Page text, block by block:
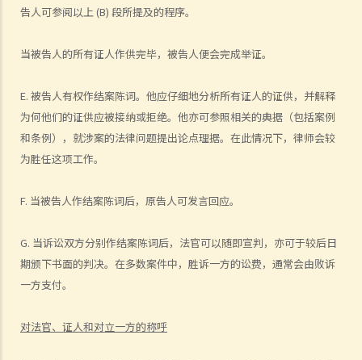
告人可参阅以上 (B) 段所提及的程序。
当被告人的所有证人作供完毕，被告人便会完成举证。
E. 被告人有权作结案陈词。他应仔细地分析所有证人的证供，并解释
为何他们的证供应被接纳或拒绝。他亦可参照相关的典据（包括案例
和条例），就涉案的法律问题提出论点理据。在此情况下，律师会较
为胜任这项工作。
F. 当被告人作结案陈词后，原告人可发言回应。
G. 当诉讼双方分别作结案陈词后，法官可以随即宣判，亦可于较后日
期颁下书面的判决。在多数案件中，胜诉一方的讼费，通常会由败诉
一方支付。
对法官、证人和对立一方的称呼
财产，他可以怎么办？
10. 原告人可以如何减轻由法律行动展开至审讯日期之间的经济困境？
11. 获判胜诉的被告人可以向原告人追讨讼费。 如果被告人担忧原告人
一旦在审讯被判败诉，将无法履行法庭对他作出的讼费令，该怎么办？
如何择定审讯日期与及在审讯进行中会发生甚么事？
1. 如何在审讯前准备好文件册（在审讯时放在法官和有关各方面前的文
2. 如果我是诉讼一方，并打算传召证人为我作证，我应否在审讯前会晤
3. 如果证人不愿意出庭作证，诉讼一方可以强迫他出庭吗？
4. 诉讼方能否为证人出庭作供给予报酬吗？
5. 民事案件的审讯过程是怎样？原告人和被告人又通常要依循甚么程
6. 开案及结案陈词 （包括典据列表）是甚么？